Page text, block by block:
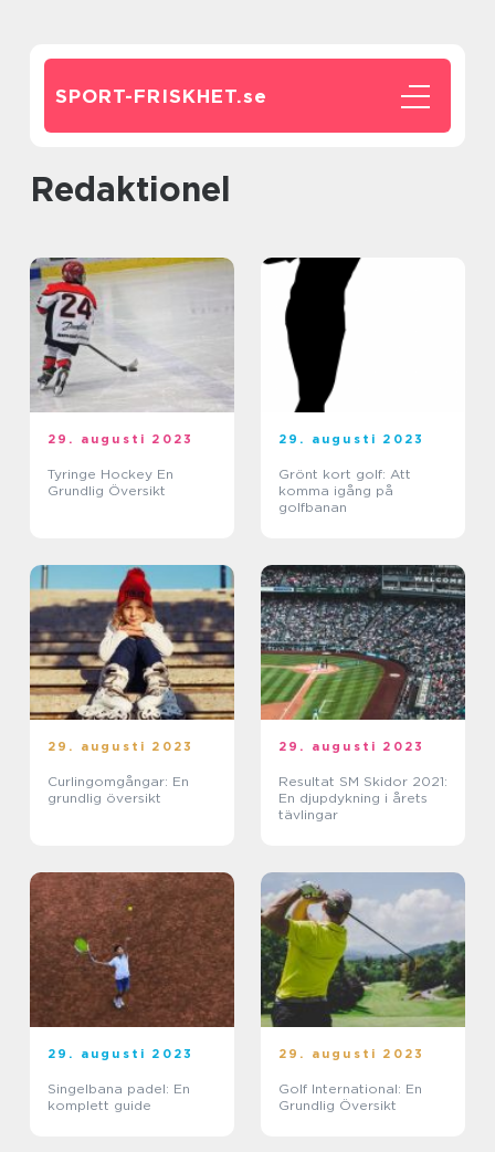
SPORT-FRISKHET.se
redaktionel
29. augusti 2023
Tyringe Hockey En
Grundlig Översikt
29. augusti 2023
Grönt kort golf: Att
komma igång på
golfbanan
29. augusti 2023
Curlingomgångar: En
grundlig översikt
29. augusti 2023
Resultat SM Skidor 2021:
En djupdykning i årets
tävlingar
29. augusti 2023
Singelbana padel: En
komplett guide
29. augusti 2023
Golf International: En
Grundlig Översikt